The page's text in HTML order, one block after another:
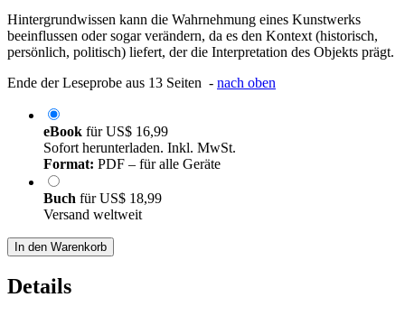
Hintergrundwissen kann die Wahrnehmung eines Kunstwerks
beeinflussen oder sogar verändern, da es den Kontext (historisch,
persönlich, politisch) liefert, der die Interpretation des Objekts prägt.
Ende der Leseprobe aus 13 Seiten - nach oben
eBook fürUS$ 16,99
Sofort herunterladen. Inkl. MwSt.
Format: PDF – für alle Geräte
Buch fürUS$ 18,99
Versand weltweit
In den Warenkorb
Details